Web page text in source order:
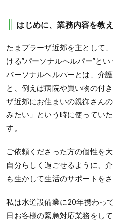
はじめに、業務内容を教
たまプラーザ近郊を主として
ける”パーソナルヘルパー”と
パーソナルヘルパーとは、介
と、例えば病院や買い物の付
ザ近郊にお住まいの親御さん
みたい」という時に使ってい
す。
ご依頼くださった方の個性を
自分らしく過ごせるように、
も生かして生活のサポートを
私は水道設備業に20年携わっ
日お客様の緊急対応業務をし